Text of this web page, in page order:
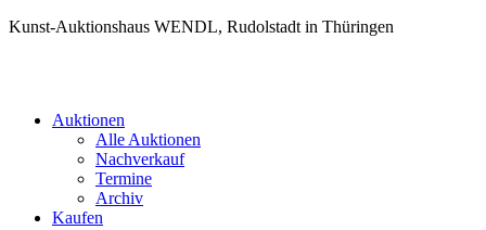
Kunst-Auktionshaus WENDL, Rudolstadt in Thüringen
Auktionen
Alle Auktionen
Nachverkauf
Termine
Archiv
Kaufen